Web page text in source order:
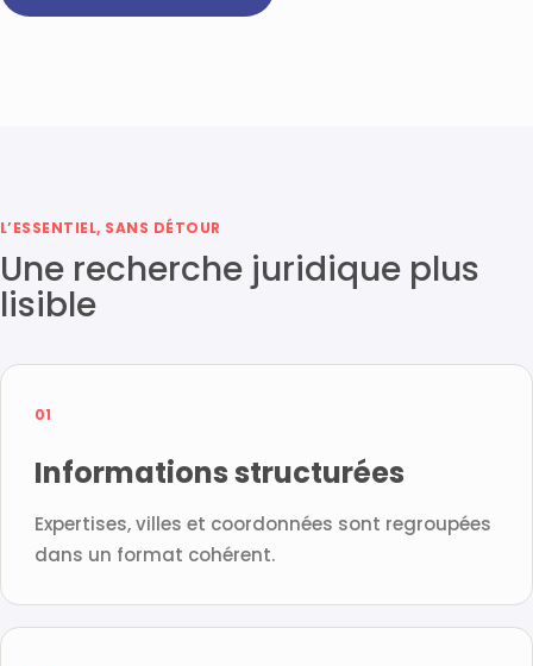
L’ESSENTIEL, SANS DÉTOUR
Une recherche juridique plus
lisible
01
Informations structurées
Expertises, villes et coordonnées sont regroupées
dans un format cohérent.